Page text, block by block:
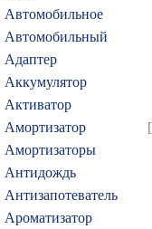
Автомобильное
Автомобильный
Адаптер
Аккумулятор
Активатор
Амортизатор
Амортизаторы
Антидождь
Антизапотеватель
Ароматизатор